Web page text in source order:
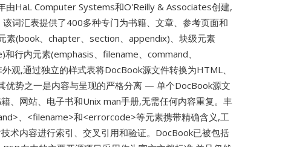
由HaL Computer Systems和O'Reilly & Associates创建,
词汇表提供了400多种专门为书籍、文章、参考页面和
素(book、chapter、section、appendix)、块级元素
行内元素(emphasis、filename、command、
观,通过独立的样式表将DocBook源文件转换为HTML、
优势之一是内容与呈现的严格分离 — 单个DocBook源文
、网站、电子书和Unix man手册,无需任何内容重复。丰
、<filename>和<errorcode>等元素携带精确含义,工
术内容进行索引、交叉引用和验证。DocBook已被包括